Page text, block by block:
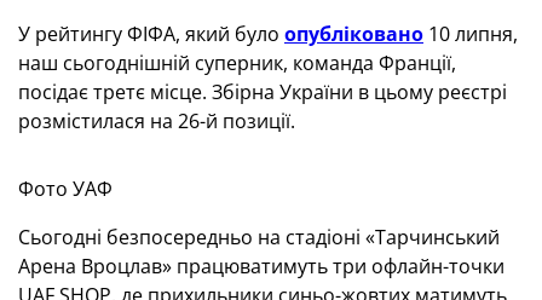
У рейтингу ФІФА, який було опубліковано 10 липня,
наш сьогоднішній суперник, команда Франції,
посідає третє місце. Збірна України в цьому реєстрі
розмістилася на 26-й позиції.
Фото УАФ
Сьогодні безпосередньо на стадіоні «Тарчинський
Арена Вроцлав» працюватимуть три офлайн-точки